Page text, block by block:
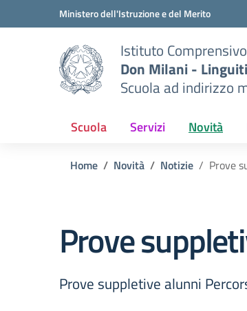
Vai ai contenuti
Vai al menu di navigazioneMinistero dell'Istruzione e del Merito
Istituto
Don Milani -
Scuola ad indirizzo
Scuola Servizi Novità
Home Novità Notizie Prove
Prove
Prove suppletive alunni